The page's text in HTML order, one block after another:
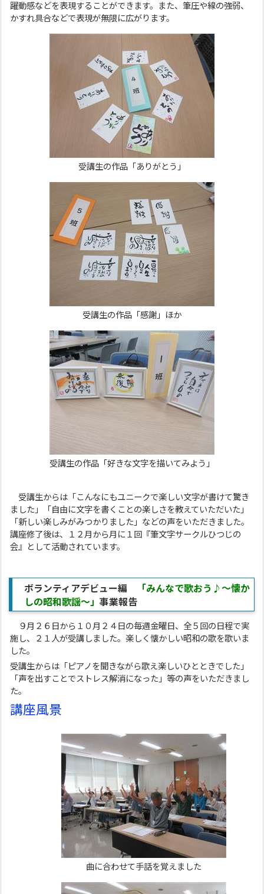
躍動感などを表現することができます。また、筆圧や線の強弱、
かすれ具合などで表現が無限に広がります。
受講生の作品「ありがとう」
受講生の作品「感謝」ほか
受講生の作品「好きな文字を描いてみよう」
受講生からは「こんなにもユニークで楽しい文字が書けて驚き
ました」「自由に文字を書くことの楽しさを教えていただいた」
「新しい楽しみがみつかりました」などの声をいただきました。
講座修了後は、１２月から月に１回『筆文字サークルひつじの
会』として活動されています。
ボランティアデビュー編
「みんなで歌おう♪～懐か
しの昭和歌謡～」事業報告
９月２６日から１０月２４日の毎週金曜日、全５回の日程で実
施し、２１人が受講しました。楽しく懐かしい昭和の歌を歌いま
した。
受講生からは「ピアノを聞きながら歌え楽しいひとときでした」
「声を出すことでストレス解消になった」等の声をいただきまし
た。
講座風景
曲に合わせて手話を覚えました